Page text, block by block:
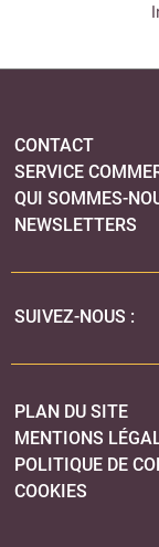
CONTACT
SERVICE
QUI SOMMES-
NEWSLETTERS
SUIVEZ-NOUS :
PLAN DU SITE
MENTIONS
POLITIQUE DE
COOKIES